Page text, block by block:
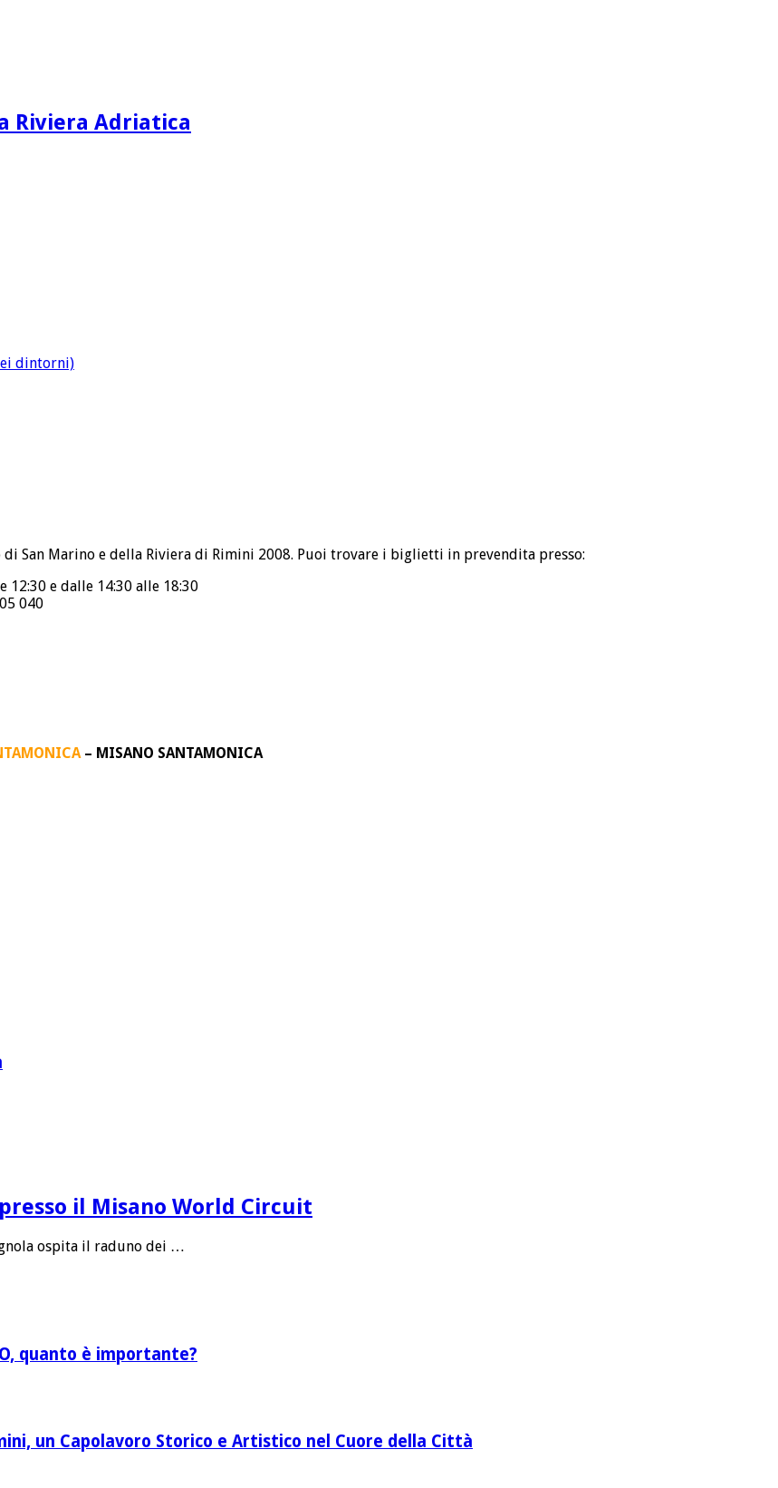
Riviera Adriatica
dintorni)
San Marino e della Riviera di Rimini 2008. Puoi trovare i biglietti in prevendita presso:
e dalle 14:30 alle 18:30
040
– MISANO SANTAMONICA
il Misano World Circuit
ospita il raduno dei …
quanto è importante?
un Capolavoro Storico e Artistico nel Cuore della Città